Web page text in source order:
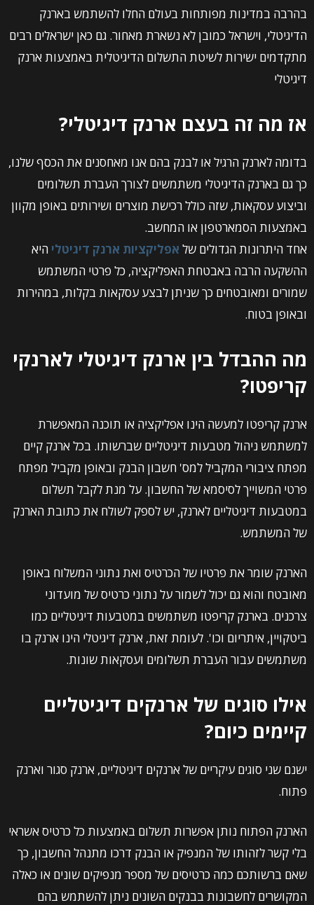
בהרבה במדינות מפותחות בעולם החלו להשתמש בארנק
הדיגיטלי, וישראל כמובן לא נשארת מאחור. גם כאן ישראלים רבים
מתקדמים ישירות לשיטת התשלום הדיגיטלית באמצעות ארנק
דיגיטלי
אז מה זה בעצם ארנק דיגיטלי?
בדומה לארנק הרגיל או לבנק בהם אנו מאחסנים את הכסף שלנו,
כך גם בארנק הדיגיטלי משתמשים לצורך העברת תשלומים
וביצוע עסקאות, שזה כולל רכישת מוצרים ושירותים באופן מקוון
באמצעות הסמארטפון או המחשב.
אחד היתרונות הגדולים של אפליקציות ארנק דיגיטלי היא
ההשקעה הרבה באבטחת האפליקציה, כל פרטי המשתמש
שמורים ומאובטחים כך שניתן לבצע עסקאות בקלות, במהירות
ובאופן בטוח.
מה ההבדל בין ארנק דיגיטלי לארנקי
קריפטו?
ארנק קריפטו למעשה הינו אפליקציה או תוכנה המאפשרת
למשתמש ניהול מטבעות דיגיטליים שברשותו. בכל ארנק קיים
מפתח ציבורי המקביל למס' חשבון הבנק ובאופן מקביל מפתח
פרטי המשוייך לסיסמא של החשבון. על מנת לקבל תשלום
במטבעות דיגיטליים לארנק, יש לספק לשולח את כתובת הארנק
של המשתמש.
הארנק שומר את פרטיו של הכרטיס ואת נתוני המשלוח באופן
מאובטח והוא גם יכול לשמור על נתוני כרטיס של מועדוני
צרכנים. בארנק קריפטו משתמשים במטבעות דיגיטליים כמו
ביטקויין, איתריום וכו'. לעומת זאת, ארנק דיגיטלי הינו ארנק בו
משתמשים עבור העברת תשלומים ועסקאות שונות.
אילו סוגים של ארנקים דיגיטליים
קיימים כיום?
ישנם שני סוגים עיקריים של ארנקים דיגיטליים, ארנק סגור וארנק
פתוח.
הארנק הפתוח נותן אפשרות תשלום באמצעות כל כרטיס אשראי
בלי קשר לזהותו של המנפיק או הבנק דרכו מתנהל החשבון, כך
שאם ברשותכם כמה כרטיסים של מספר מנפיקים שונים או כאלה
המקושרים לחשבונות בבנקים השונים ניתן להשתמש בהם